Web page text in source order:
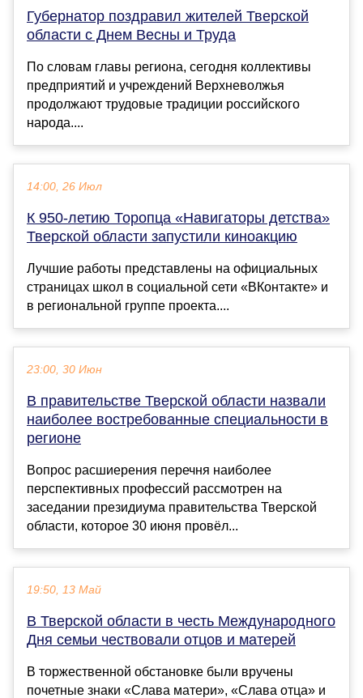
Губернатор поздравил жителей Тверской
области с Днем Весны и Труда
По словам главы региона, сегодня коллективы
предприятий и учреждений Верхневолжья
продолжают трудовые традиции российского
народа....
14:00, 26 Июл
К 950-летию Торопца «Навигаторы детства»
Тверской области запустили киноакцию
Лучшие работы представлены на официальных
страницах школ в социальной сети «ВКонтакте» и
в региональной группе проекта....
23:00, 30 Июн
В правительстве Тверской области назвали
наиболее востребованные специальности в
регионе
Вопрос расшиерения перечня наиболее
перспективных профессий рассмотрен на
заседании президиума правительства Тверской
области, которое 30 июня провёл...
19:50, 13 Май
В Тверской области в честь Международного
Дня семьи чествовали отцов и матерей
В торжественной обстановке были вручены
почетные знаки «Слава матери», «Слава отца» и